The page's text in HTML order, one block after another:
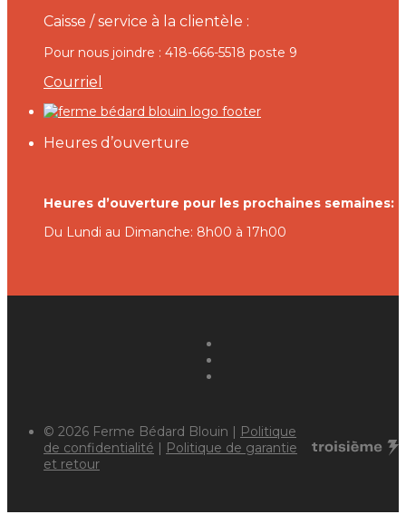
Caisse / service à la clientèle :
Pour nous joindre : 418-666-5518 poste 9
Courriel
Heures d’ouverture
Heures d’ouverture pour les prochaines semaines:
Du Lundi au Dimanche: 8h00 à 17h00
© 2026 Ferme Bédard Blouin |
Politique
de confidentialité
Politique de garantie
et retour